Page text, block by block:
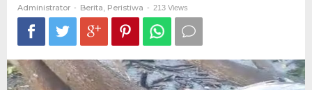
Administrator - Berita, Peristiwa - 213 Views